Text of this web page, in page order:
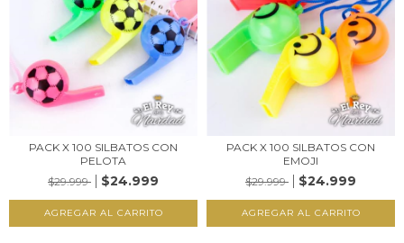
PACK X 100 SILBATOS CON
PELOTA
$29.999
$24.999
PACK X 100 SILBATOS CON
EMOJI
$29.999
$24.999